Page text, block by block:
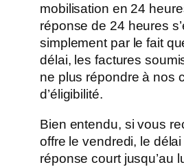
mobilisation en 24
réponse de 24 heures
simplement par le fait
délai, les factures
ne plus répondre à nos
d’éligibilité.
Bien entendu, si vous
offre le vendredi, le
réponse court jusqu’au